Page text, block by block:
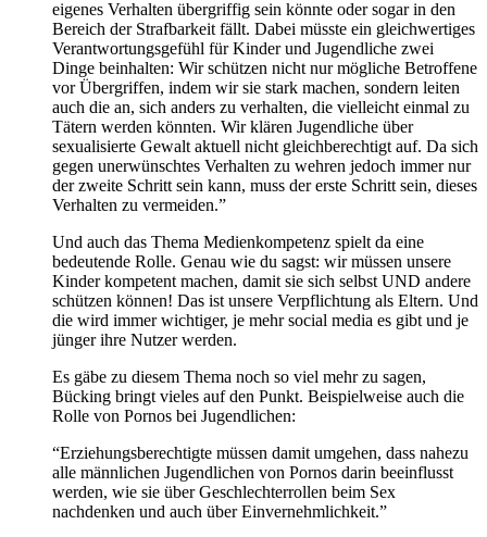
eigenes Verhalten übergriffig sein könnte oder sogar in den
Bereich der Strafbarkeit fällt. Dabei müsste ein gleichwertiges
Verantwortungsgefühl für Kinder und Jugendliche zwei
Dinge beinhalten: Wir schützen nicht nur mögliche Betroffene
vor Übergriffen, indem wir sie stark machen, sondern leiten
auch die an, sich anders zu verhalten, die vielleicht einmal zu
Tätern werden könnten. Wir klären Jugendliche über
sexualisierte Gewalt aktuell nicht gleichberechtigt auf. Da sich
gegen unerwünschtes Verhalten zu wehren jedoch immer nur
der zweite Schritt sein kann, muss der erste Schritt sein, dieses
Verhalten zu vermeiden.”
Und auch das Thema Medienkompetenz spielt da eine
bedeutende Rolle. Genau wie du sagst: wir müssen unsere
Kinder kompetent machen, damit sie sich selbst UND andere
schützen können! Das ist unsere Verpflichtung als Eltern. Und
die wird immer wichtiger, je mehr social media es gibt und je
jünger ihre Nutzer werden.
Es gäbe zu diesem Thema noch so viel mehr zu sagen,
Bücking bringt vieles auf den Punkt. Beispielweise auch die
Rolle von Pornos bei Jugendlichen:
“Erziehungsberechtigte müssen damit umgehen, dass nahezu
alle männlichen Jugendlichen von Pornos darin beeinflusst
werden, wie sie über Geschlechterrollen beim Sex
nachdenken und auch über Einvernehmlichkeit.”